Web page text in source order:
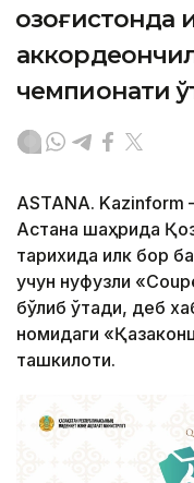
чемпионати
ASTANA. Kazinform
Астана шаҳрида
тарихида илк бор
учун нуфузли
бўлиб ўтади, деб
номидаги
ташкилоти.